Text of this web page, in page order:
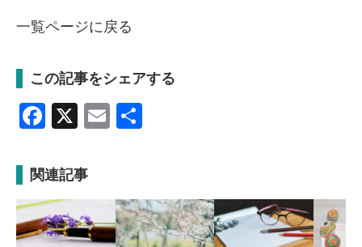
一覧ページに戻る
この記事をシェアする
Facebook
X Email
関連記事